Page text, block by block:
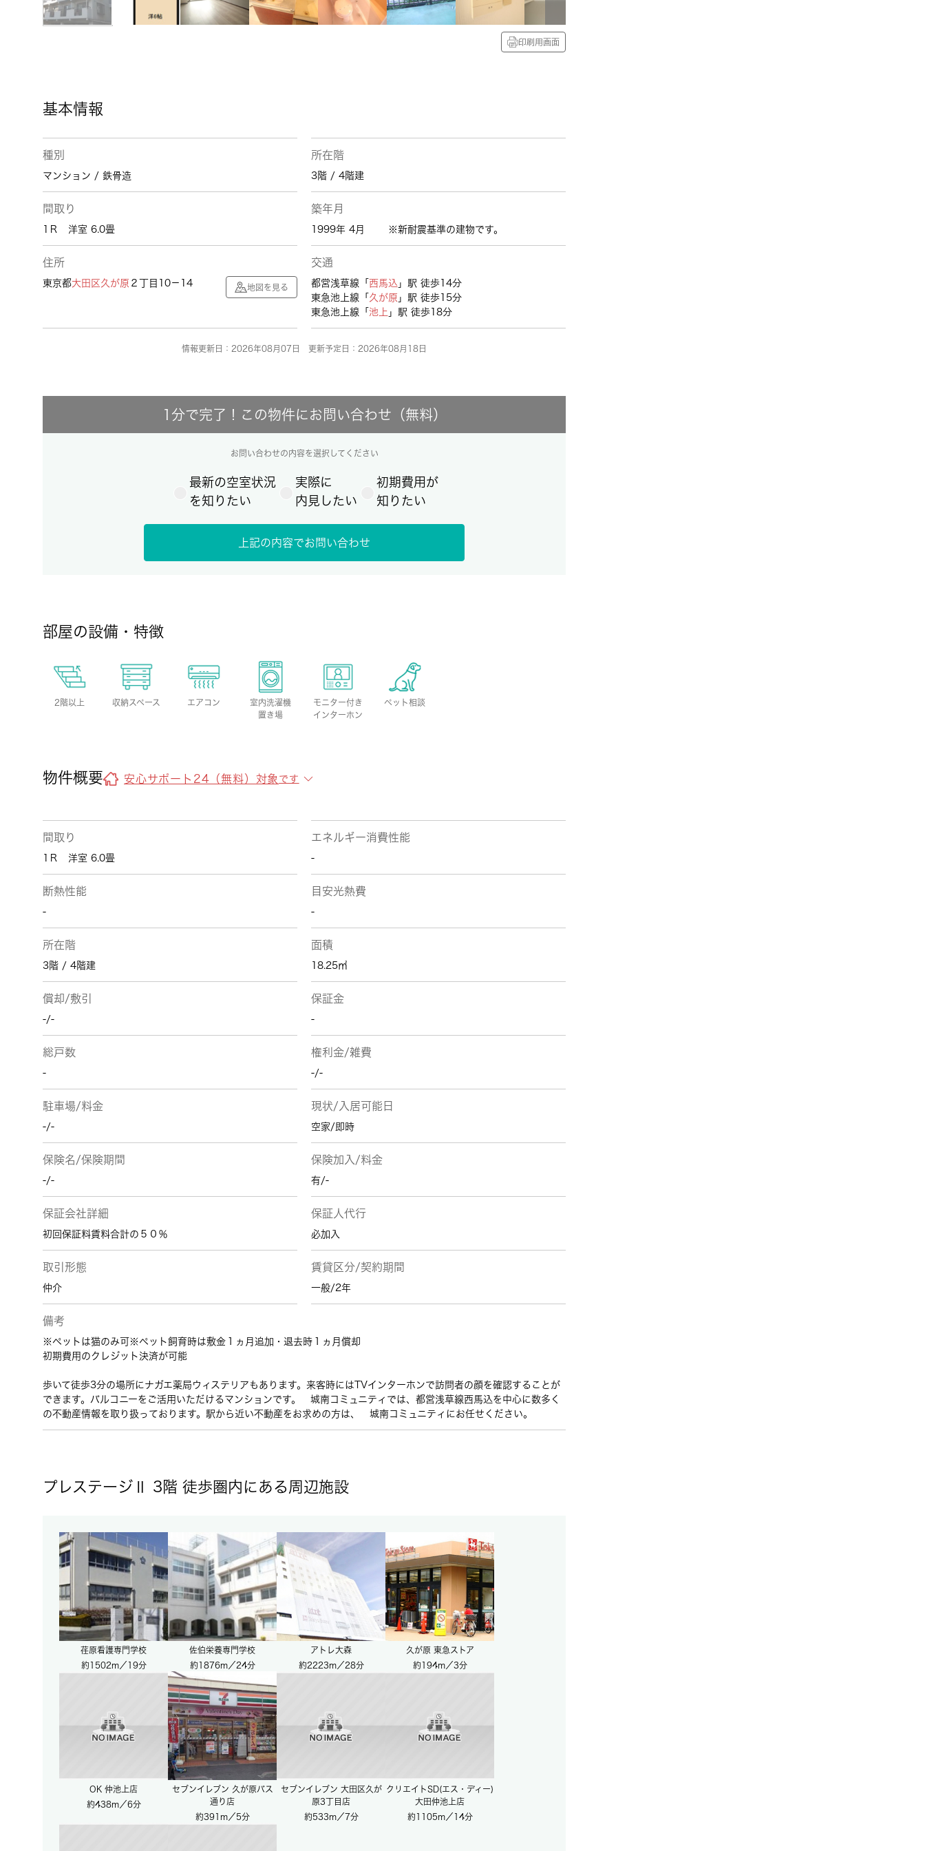
印刷用画面
基本情報
種別
マンション / 鉄骨造
所在階
3階 / 4階建
間取り
1Ｒ 洋室 6.0畳
築年月
1999年 4月 ※新耐震基準の建物です。
住所
東京都大田区 久が原 ２丁目10－14 地図を見る
交通
都営浅草線「 西馬込 」駅 徒歩14分
東急池上線「 久が原 」駅 徒歩15分
東急池上線「 池上 」駅 徒歩18分
情報更新日：2026年08月07日 更新予定日：2026年08月18日
1分で完了！この物件にお問い合わせ（無料）
お問い合わせの内容を選択してください
最新の空室状況
を知りたい
実際に
内見したい
初期費用が
知りたい
上記の内容でお問い合わせ
部屋の設備・特徴
2階以上 収納スペース エアコン
室内洗濯機
置き場
モニター付き
インターホン
ペット相談
物件概要 安心サポート24（無料）対象 です
間取り
1Ｒ 洋室 6.0畳
エネルギー消費性能
-
断熱性能
-
目安光熱費
-
所在階
3階 / 4階建
面積
18.25㎡
償却/敷引
-/-
保証金
-
総戸数
-
権利金/雑費
-/-
駐車場/料金
-/-
現状/入居可能日
空家/即時
保険名/保険期間
-/-
保険加入/料金
有/-
保証会社詳細
初回保証料賃料合計の５０％
保証人代行
必加入
取引形態
仲介
賃貸区分/契約期間
一般/2年
備考
※ペットは猫のみ可※ペット飼育時は敷金１ヵ月追加・退去時１ヵ月償却
初期費用のクレジット決済が可能
歩いて徒歩3分の場所にナガエ薬局ウィステリアもあります。来客時にはTVインターホンで訪問者の顔を確認することが
できます。バルコニーをご活用いただけるマンションです。 城南コミュニティでは、都営浅草線西馬込を中心に数多く
の不動産情報を取り扱っております。駅から近い不動産をお求めの方は、 城南コミュニティにお任せください。
プレステージⅡ 3階 徒歩圏内にある周辺施設
荏原看護専門学校
約1502m／19分
佐伯栄養専門学校
約1876m／24分
アトレ大森
約2223m／28分
久が原 東急ストア
約194m／3分
OK 仲池上店
約438m／6分
セブンイレブン 久が原バス
通り店
約391m／5分
セブンイレブン 大田区久が
原3丁目店
約533m／7分
クリエイトSD(エス・ディー)
大田仲池上店
約1105m／14分